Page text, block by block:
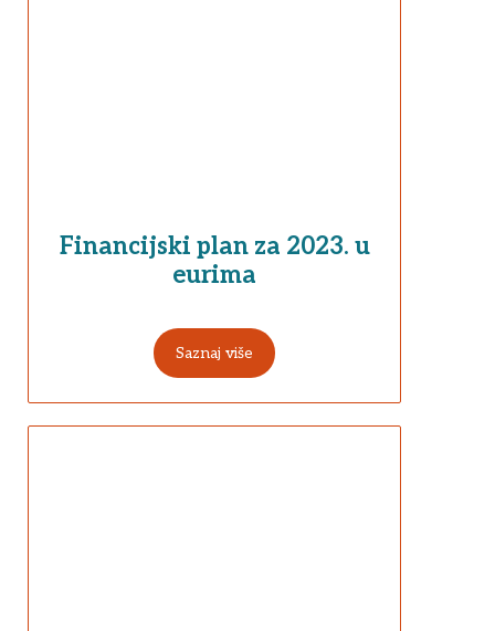
Financijski plan za 2023. u
eurima
Saznaj više